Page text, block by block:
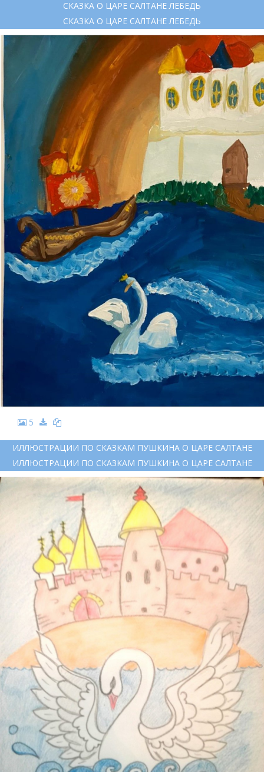
СКАЗКА О ЦАРЕ САЛТАНЕ ЛЕБЕДЬ
СКАЗКА О ЦАРЕ САЛТАНЕ ЛЕБЕДЬ
5
ИЛЛЮСТРАЦИИ ПО СКАЗКАМ ПУШКИНА О ЦАРЕ САЛТАНЕ
ИЛЛЮСТРАЦИИ ПО СКАЗКАМ ПУШКИНА О ЦАРЕ САЛТАНЕ